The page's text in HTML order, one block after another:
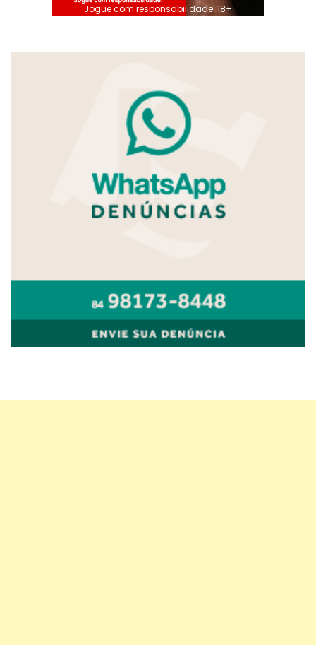
Jogue com responsabilidade. 18+